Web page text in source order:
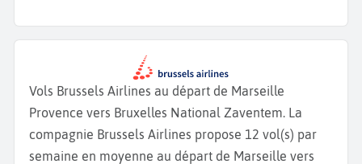
Vols Brussels Airlines au départ de Marseille
Provence vers Bruxelles National Zaventem. La
compagnie Brussels Airlines propose 12 vol(s) par
semaine en moyenne au départ de Marseille vers